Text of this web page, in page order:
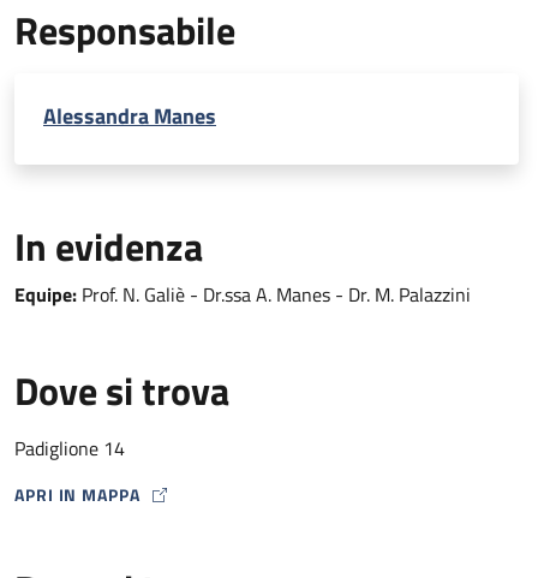
Responsabile
Alessandra Manes
In evidenza
Equipe: Prof. N. Galiè - Dr.ssa A. Manes - Dr. M. Palazzini
Dove si trova
Padiglione 14
APRI IN MAPPA
MAP ICON